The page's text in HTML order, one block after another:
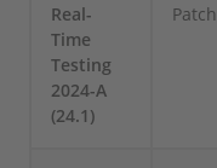
Real-
Time
Testing
2024-A
(24.1)
Patch